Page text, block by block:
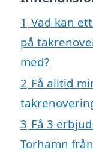
1 Vad kan
på
med?
2 Få alltid
3 Få 3
Torhamn